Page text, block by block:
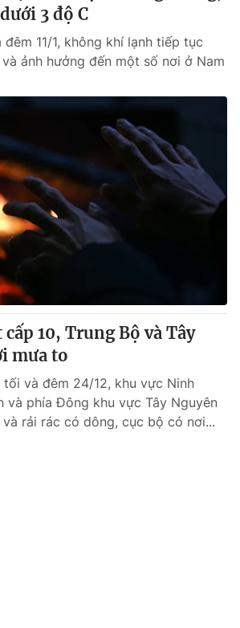
3 độ C
đêm 11/1, không khí lạnh tiếp tục
ảnh hưởng đến một số nơi ở Nam
cấp 10, Trung Bộ và Tây
mưa to
tối và đêm 24/12, khu vực Ninh
và phía Đông khu vực Tây Nguyên
rải rác có dông, cục bộ có nơi...